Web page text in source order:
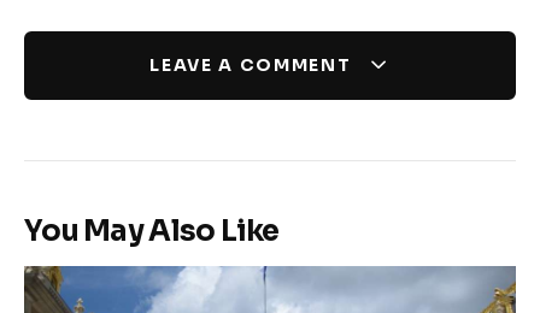
LEAVE A COMMENT
You May Also Like